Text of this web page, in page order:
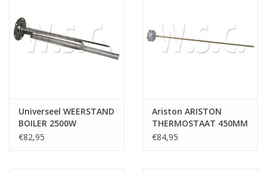
Universeel WEERSTAND
BOILER 2500W
LANG+ANODE
€82,95
Ariston ARISTON
THERMOSTAAT 450MM
VAMA1002 ROND
€84,95